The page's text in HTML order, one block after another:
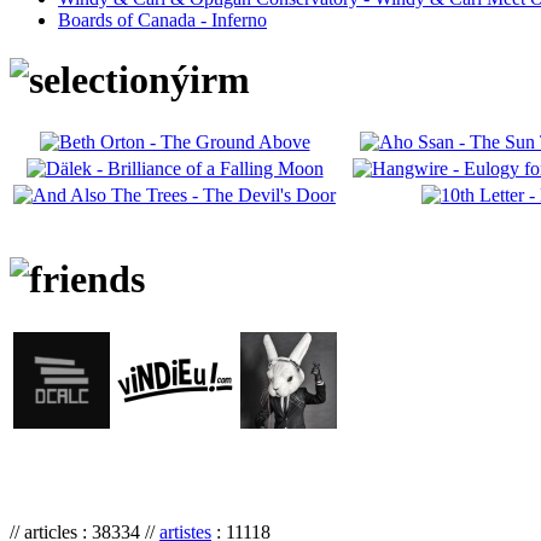
Boards of Canada - Inferno
// articles : 38334 //artistes : 11118